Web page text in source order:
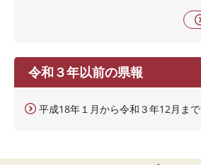
令和３年以前の県報
平成18年１月から令和３年12月まで